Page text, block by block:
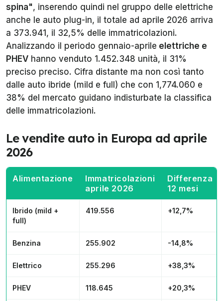
spina", inserendo quindi nel gruppo delle elettriche
anche le auto plug-in, il totale ad aprile 2026 arriva
a 373.941, il 32,5% delle immatricolazioni.
Analizzando il periodo gennaio-aprile elettriche e
PHEV hanno venduto 1.452.348 unità, il 31%
preciso preciso. Cifra distante ma non così tanto
dalle auto ibride (mild e full) che con 1,774.060 e
38% del mercato guidano indisturbate la classifica
delle immatricolazioni.
Le vendite auto in Europa ad aprile
2026
Alimentazione
Immatricolazioni
aprile 2026
Differenza
12 mesi
Ibrido (mild +
full)
419.556 +12,7%
Benzina 255.902 -14,8%
Elettrico 255.296 +38,3%
PHEV 118.645 +20,3%